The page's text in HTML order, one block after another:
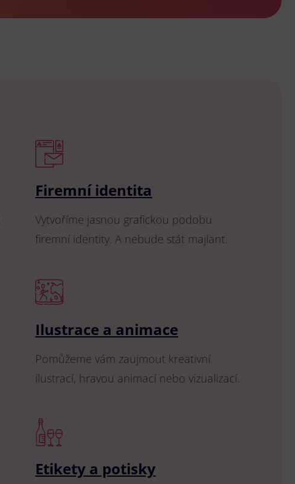
Firemní identita
Vytvoříme jasnou grafickou podobu
firemní identity. A nebude stát majlant.
Ilustrace a animace
Pomůžeme vám zaujmout kreativní
ilustrací, hravou animací nebo vizualizací.
Etikety a potisky